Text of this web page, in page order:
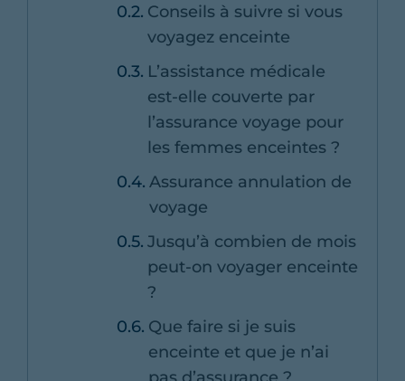
Conseils à suivre si vous
voyagez enceinte
L’assistance médicale
est-elle couverte par
l’assurance voyage pour
les femmes enceintes ?
Assurance annulation de
voyage
Jusqu’à combien de mois
peut-on voyager enceinte
?
Que faire si je suis
enceinte et que je n’ai